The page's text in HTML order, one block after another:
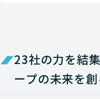
23社の力を結
ープの未来を